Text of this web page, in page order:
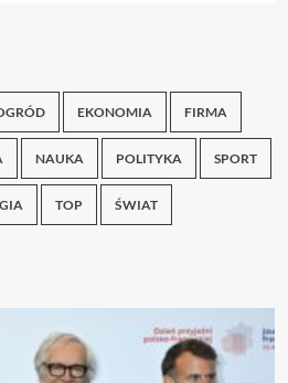
EKONOMIA FIRMA
NAUKA POLITYKA SPORT
TOP ŚWIAT